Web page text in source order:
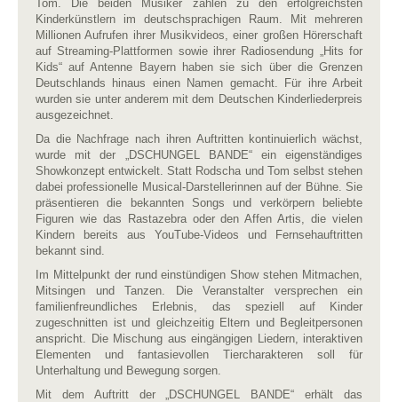
Tom. Die beiden Musiker zählen zu den erfolgreichsten
Kinderkünstlern im deutschsprachigen Raum. Mit mehreren
Millionen Aufrufen ihrer Musikvideos, einer großen Hörerschaft
auf Streaming-Plattformen sowie ihrer Radiosendung „Hits for
Kids“ auf Antenne Bayern haben sie sich über die Grenzen
Deutschlands hinaus einen Namen gemacht. Für ihre Arbeit
wurden sie unter anderem mit dem Deutschen Kinderliederpreis
ausgezeichnet.
Da die Nachfrage nach ihren Auftritten kontinuierlich wächst,
wurde mit der „DSCHUNGEL BANDE“ ein eigenständiges
Showkonzept entwickelt. Statt Rodscha und Tom selbst stehen
dabei professionelle Musical-Darstellerinnen auf der Bühne. Sie
präsentieren die bekannten Songs und verkörpern beliebte
Figuren wie das Rastazebra oder den Affen Artis, die vielen
Kindern bereits aus YouTube-Videos und Fernsehauftritten
bekannt sind.
Im Mittelpunkt der rund einstündigen Show stehen Mitmachen,
Mitsingen und Tanzen. Die Veranstalter versprechen ein
familienfreundliches Erlebnis, das speziell auf Kinder
zugeschnitten ist und gleichzeitig Eltern und Begleitpersonen
anspricht. Die Mischung aus eingängigen Liedern, interaktiven
Elementen und fantasievollen Tiercharakteren soll für
Unterhaltung und Bewegung sorgen.
Mit dem Auftritt der „DSCHUNGEL BANDE“ erhält das